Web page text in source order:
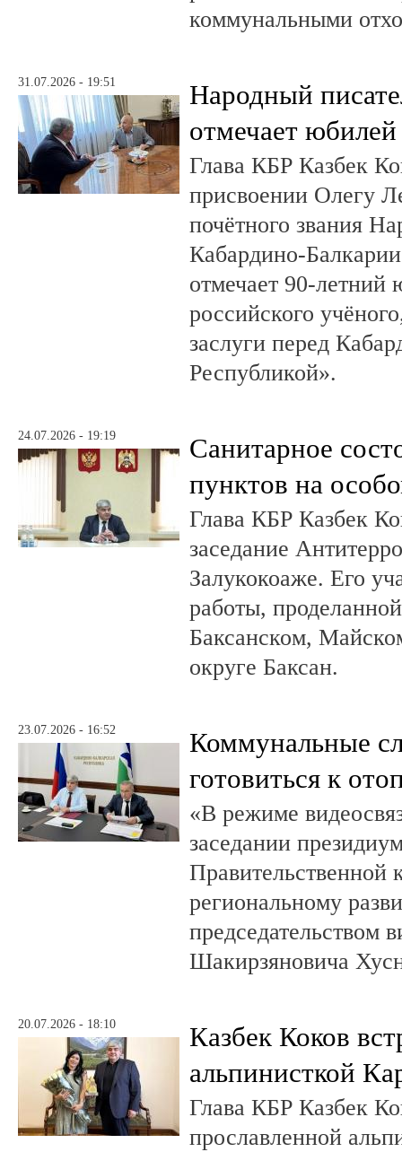
коммунальными
31.07.2026 - 19:51
Народный
отмечает юбилей
Глава КБР Казбек
присвоении Олегу
почётного звания
Кабардино-
отмечает 90-
российского
заслуги перед
Республикой».
24.07.2026 - 19:19
Санитарное
пунктов на
Глава КБР Казбек
заседание
Залукокоаже. Его
работы,
Баксанском,
округе Баксан.
23.07.2026 - 16:52
Коммунальные
готовиться к
«В режиме
заседании
Правительственной
региональному
председательством
Шакирзяновича
20.07.2026 - 18:10
Казбек Коков
альпинисткой
Глава КБР Казбек
прославленной